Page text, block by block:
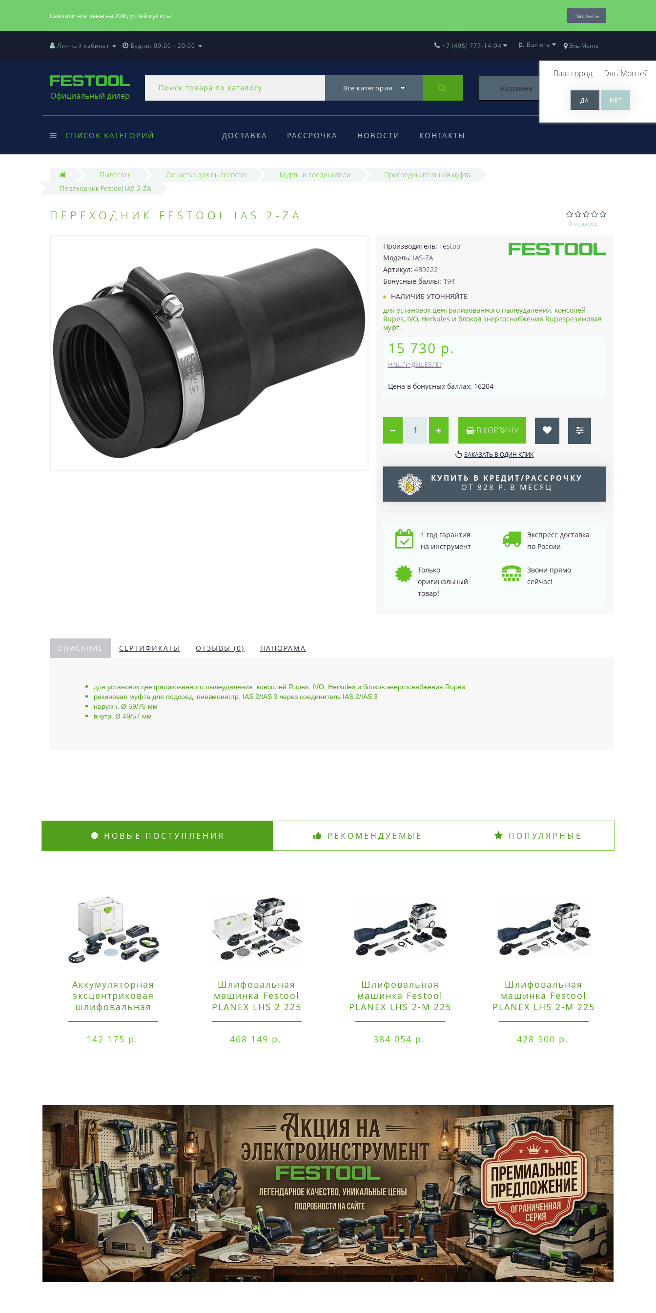
Снизили все цены на 20%, успей купить! Закрыть
Личный кабинет Будни: 09:00 - 20:00 Эль-Монте
Ваш город —Эль-Монте?
+7 (495) 777-14-94 р. Валюта
Официальный дилер
Все категории Корзина 0
СПИСОК КАТЕГОРИЙ ДОСТАВКА РАССРОЧКА НОВОСТИ КОНТАКТЫ
Пылесосы Оснастка для пылесосов Муфты и соединители
Присоединительная муфта
Переходник Festool IAS 2-ZA
ПЕРЕХОДНИК FESTOOL IAS 2-ZA
0 отзывов
Производитель: Festool
Модель: IAS-ZA
Артикул: 489222
Бонусные баллы: 194
НАЛИЧИЕ УТОЧНЯЙТЕ
для установок централизованного пылеудаления, консолей
Rupes, IVO, Herkules и блоков энергоснабжения Rupesрезиновая
муфт..
15 730 р.
НАШЛИ ДЕШЕВЛЕ?
Цена в бонусных баллах: 16204
В КОРЗИНУ
ЗАКАЗАТЬ В ОДИН КЛИК
КУПИТЬ В КРЕДИТ/РАССРОЧКУ
ОТ 828 Р. В МЕСЯЦ
1 год гарантия
на инструмент
Экспресс доставка
по России
Только
оригинальный
товар!
Звони прямо
сейчас!
ОПИСАНИЕ СЕРТИФИКАТЫ ОТЗЫВЫ (0) ПАНОРАМА
для установок централизованного пылеудаления, консолей Rupes, IVO, Herkules и блоков энергоснабжения Rupes
резиновая муфта для подсоед. пневмоинстр. IAS 2/IAS 3 через соединитель IAS 2/IAS 3
наружн. Ø 59/75 мм
внутр. Ø 49/57 мм
НОВЫЕ ПОСТУПЛЕНИЯ РЕКОМЕНДУЕМЫЕ ПОПУЛЯРНЫЕ
Аккумуляторная
эксцентриковая
шлифовальная
142 175 р.
Шлифовальная
машинка Festool
PLANEX LHS 2 225
468 149 р.
Шлифовальная
машинка Festool
PLANEX LHS 2-M 225
384 054 р.
Шлифовальная
машинка Festool
PLANEX LHS 2-M 225
428 500 р.